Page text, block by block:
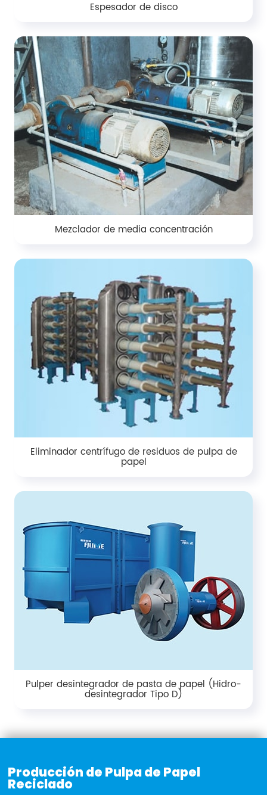
Espesador de disco
Mezclador de media concentración
Eliminador centrífugo de residuos de pulpa de
papel
Pulper desintegrador de pasta de papel (Hidro-
desintegrador Tipo D)
Producción de Pulpa de Papel
Reciclado